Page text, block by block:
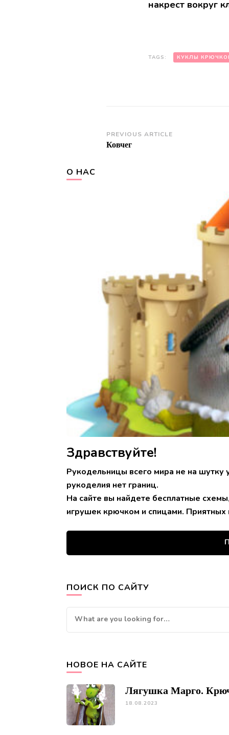
нaкpеcт вокpуг
TAGS: КУКЛЫ
Post
Navigation
PREVIOUS ARTICLE
Ковчег
О НАС
Здравствуйте!
Рукодельницы всего мира не на шутку
рукоделия нет границ.
На сайте вы найдете бесплатные
игрушек крючком и спицами. Приятных
ПОИСК ПО САЙТУ
Looking
for
НОВОЕ НА САЙТЕ
Лягушка Марго.
18.08.2023